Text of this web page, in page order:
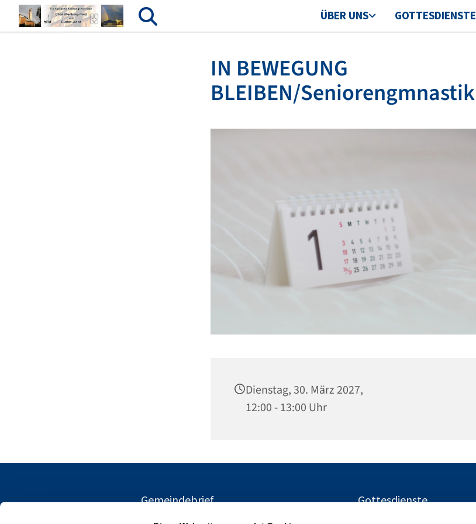
ÜBER UNS GOTTESDIENSTE
IN BEWEGUNG
BLEIBEN/Seniorengmnastik
Dienstag, 30. März 2027,
12:00 - 13:00 Uhr
Gemeindebrief Gottesdienste